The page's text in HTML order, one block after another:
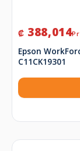
₡ 388,014
Epson
C11CK19301